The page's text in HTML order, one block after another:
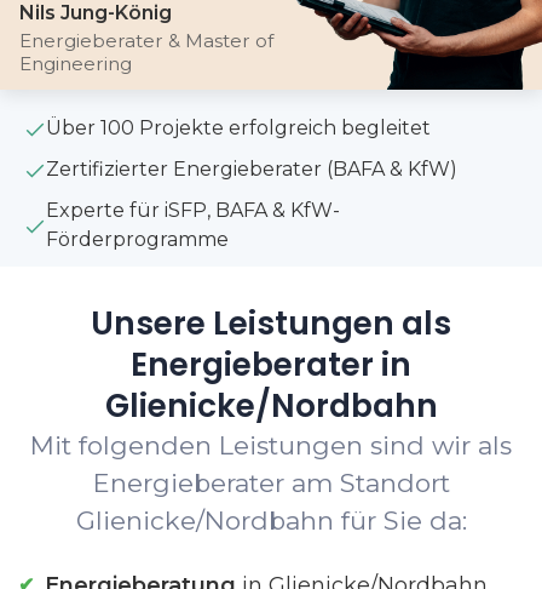
Nils Jung-König
Energieberater & Master of
Engineering
Über 100 Projekte erfolgreich begleitet
Zertifizierter Energieberater (BAFA & KfW)
Experte für iSFP, BAFA & KfW-
Förderprogramme
Unsere Leistungen als
Energieberater in
Glienicke/Nordbahn
Mit folgenden Leistungen sind wir als
Energieberater am Standort
Glienicke/Nordbahn für Sie da: